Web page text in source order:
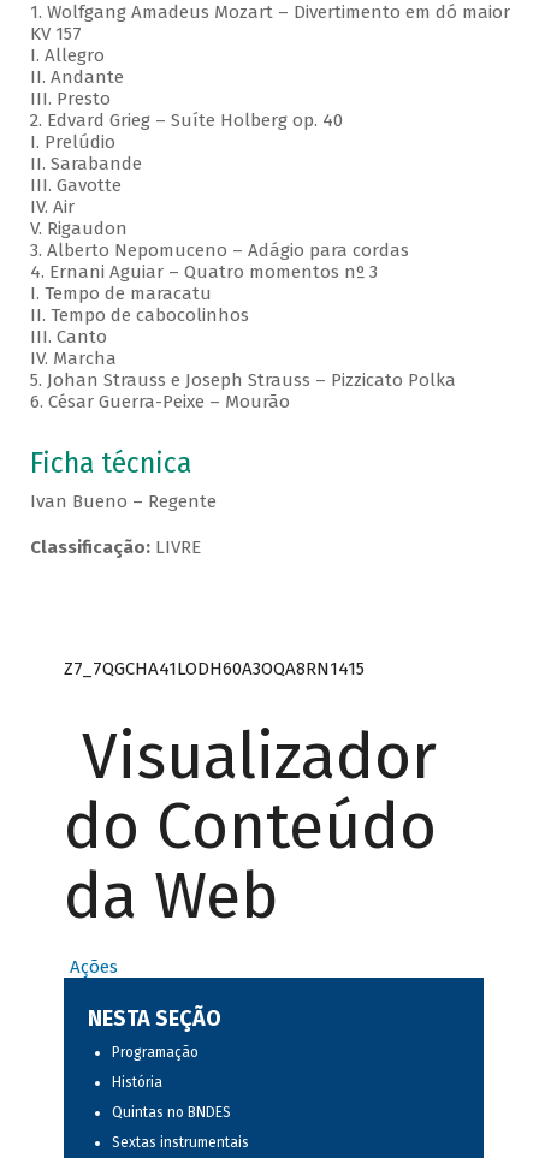
1. Wolfgang Amadeus Mozart – Divertimento em dó maior
KV 157
I. Allegro
II. Andante
III. Presto
2. Edvard Grieg – Suíte Holberg op. 40
I. Prelúdio
II. Sarabande
III. Gavotte
IV. Air
V. Rigaudon
3. Alberto Nepomuceno – Adágio para cordas
4. Ernani Aguiar – Quatro momentos nº 3
I. Tempo de maracatu
II. Tempo de cabocolinhos
III. Canto
IV. Marcha
5. Johan Strauss e Joseph Strauss – Pizzicato Polka
6. César Guerra-Peixe – Mourão
Ficha técnica
Ivan Bueno – Regente
Classificação:LIVRE
Z7_7QGCHA41LODH60A3OQA8RN1415
Visualizador
do Conteúdo
da Web
Ações
NESTA SEÇÃO
Programação
História
Quintas no BNDES
Sextas instrumentais